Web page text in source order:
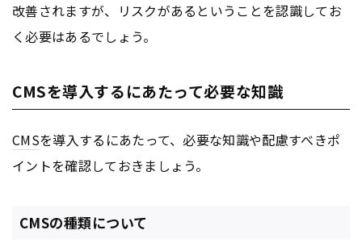
改善されますが、リスクがあるということを認識してお
く必要はあるでしょう。
CMSを導入するにあたって必要な知識
CMSを導入するにあたって、必要な知識や配慮すべきポ
イントを確認しておきましょう。
CMSの種類について